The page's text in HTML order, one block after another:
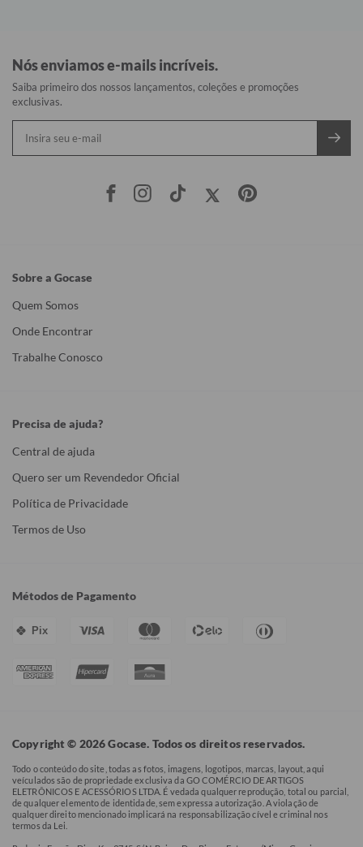
Nós enviamos e-mails incríveis.
Saiba primeiro dos nossos lançamentos, coleções e promoções
exclusivas.
Sobre a Gocase
Quem Somos
Onde Encontrar
Trabalhe Conosco
Precisa de ajuda?
Central de ajuda
Quero ser um Revendedor Oficial
Política de Privacidade
Termos de Uso
Métodos de Pagamento
Pix
Copyright © 2026 Gocase. Todos os direitos reservados.
Todo o conteúdo do site, todas as fotos, imagens, logotipos, marcas, layout, aqui
veículados são de propriedade exclusiva da GO COMÉRCIO DE ARTIGOS
ELETRÔNICOS E ACESSÓRIOS LTDA. É vedada qualquer reprodução, total ou parcial,
de qualquer elemento de identidade, sem expressa autorização. A violação de
qualquer direito mencionado implicará na responsabilização cível e criminal nos
termos da Lei.